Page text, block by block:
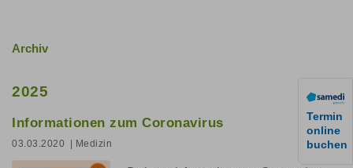
Termin
online
buchen
Archiv
2025
Informationen zum Coronavirus
03.03.2020 | Medizin